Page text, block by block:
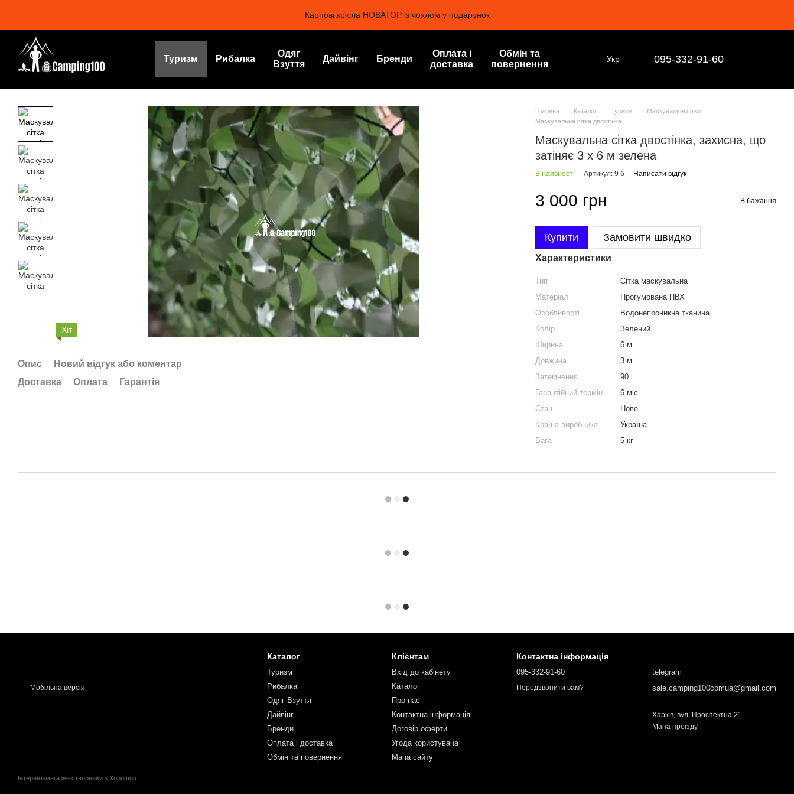
Карпові крісла НОВАТОР із чохлом у подарунок
Туризм Рибалка
Одяг
Взуття
Дайвінг Бренди
Оплата і
доставка
Обмін та
повернення
Укр 095-332-91-60
Хіт
Опис
Новий відгук або коментар
Доставка
Оплата Гарантія
Головна Каталог Туризм
Маскувальні сітки
Маскувальна сітка двостінка
Маскувальна сітка двостінка, захисна, що
затіняє 3 х 6 м зелена
В наявності Артикул: 9 б Написати відгук
3 000 грн В бажання
Купити Замовити швидко
Характеристики
Тип
Сітка маскувальна
Матеріал
Прогумована ПВХ
Особливості
Водонепроникна тканина
Колір
Зелений
Ширина
6 м
Довжина
3 м
Затемнення
90
Гарантійний термін
6 міс
Стан
Нове
Країна виробника
Україна
Вага
5 кг
Мобільна версія
Інтернет-магазин створений з Хорошоп
Каталог
Туризм
Рибалка
Одяг Взуття
Дайвінг
Бренди
Оплата і доставка
Обмін та повернення
Клієнтам
Вхід до кабінету
Каталог
Про нас
Контактна інформація
Договір оферти
Угода користувача
Мапа сайту
Контактна інформація
095-332-91-60
Передзвонити вам?
telegram
sale.camping100comua@gmail.com
Харків, вул. Проспектна 21
Мапа проїзду